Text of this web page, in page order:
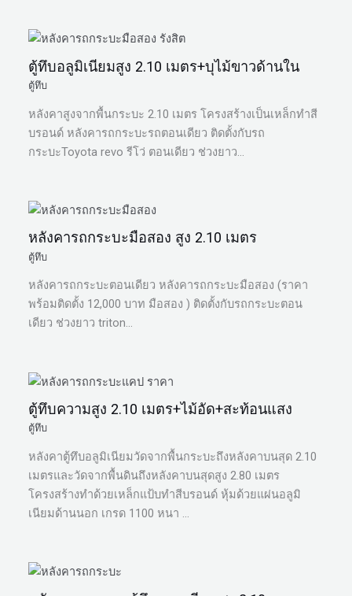
ตู้ทึบอลูมิเนียมสูง 2.10 เมตร+บุไม้ขาวด้านใน
ตู้ทึบ
หลังคาสูงจากพื้นกระบะ 2.10 เมตร โครงสร้างเป็นเหล็กทำสี
บรอนด์ หลังคารถกระบะรถตอนเดียว ติดตั้งกับรถ
กระบะToyota revo รีโว่ ตอนเดียว ช่วงยาว…
หลังคารถกระบะมือสอง สูง 2.10 เมตร
ตู้ทึบ
หลังคารถกระบะตอนเดียว หลังคารถกระบะมือสอง (ราคา
พร้อมติดตั้ง 12,000 บาท มือสอง ) ติดตั้งกับรถกระบะตอน
เดียว ช่วงยาว triton…
ตู้ทึบความสูง 2.10 เมตร+ไม้อัด+สะท้อนแสง
ตู้ทึบ
หลังคาตู้ทึบอลูมิเนียมวัดจากพื้นกระบะถึงหลังคาบนสุด 2.10
เมตรและวัดจากพื้นดินถึงหลังคาบนสุดสูง 2.80 เมตร
โครงสร้างทำด้วยเหล็กแป้บทำสีบรอนด์ หุ้มด้วยแผ่นอลูมิ
เนียมด้านนอก เกรด 1100 หนา …